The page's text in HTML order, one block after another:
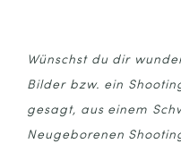
Wünschst du dir
Bilder bzw. ein
gesagt, aus einem
Neugeborenen